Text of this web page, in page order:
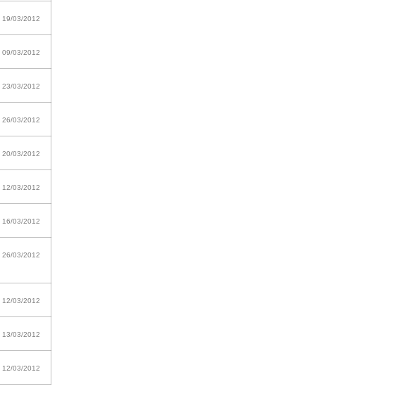
19/03/2012
09/03/2012
23/03/2012
26/03/2012
20/03/2012
12/03/2012
16/03/2012
26/03/2012
12/03/2012
13/03/2012
12/03/2012